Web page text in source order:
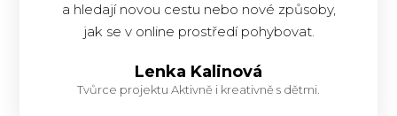
a hledají novou cestu nebo nové způsoby,
jak se v online prostředí pohybovat.
Lenka Kalinová
Tvůrce projektu Aktivně i kreativně s dětmi.